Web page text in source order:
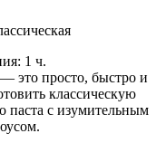
1 ч.
это просто, быстро и
классическую
паста с изумительным